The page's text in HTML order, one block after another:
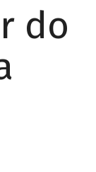
do